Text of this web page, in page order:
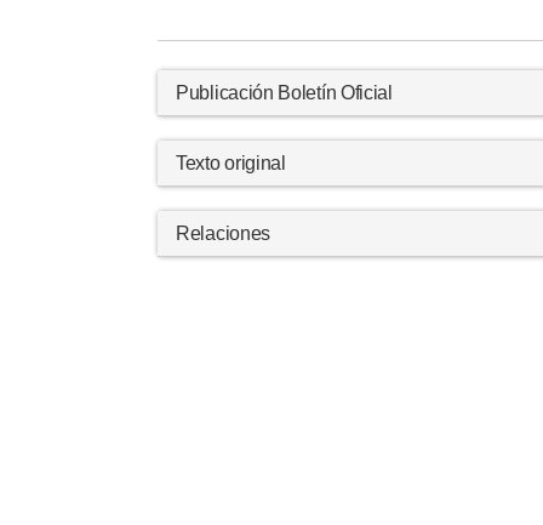
Publicación Boletín Oficial
Texto original
Relaciones